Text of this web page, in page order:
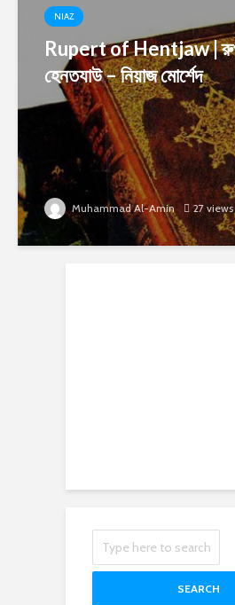
NIAZ
Rupert of Hentjaw |
হেনতযাউ – নিয়াজ মোর্শেদ
Muhammad Al-Amin 27 views
SEARCH